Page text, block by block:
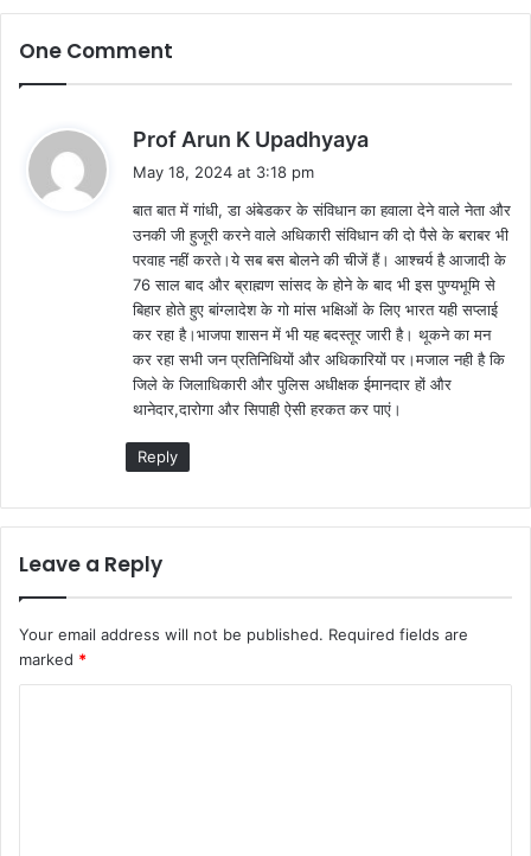
One Comment
Prof Arun K Upadhyaya
s
:
May 18, 2024 at 3:18 pm
बात बात में गांधी, डा अंबेडकर के संविधान का हवाला देने वाले नेता और
उनकी जी हुजूरी करने वाले अधिकारी संविधान की दो पैसे के बराबर भी
परवाह नहीं करते।ये सब बस बोलने की चीजें हैं। आश्चर्य है आजादी के
76 साल बाद और ब्राह्मण सांसद के होने के बाद भी इस पुण्यभूमि से
बिहार होते हुए बांग्लादेश के गो मांस भक्षिओं के लिए भारत यही सप्लाई
कर रहा है।भाजपा शासन में भी यह बदस्तूर जारी है। थूकने का मन
कर रहा सभी जन प्रतिनिधियों और अधिकारियों पर।मजाल नही है कि
जिले के जिलाधिकारी और पुलिस अधीक्षक ईमानदार हों और
थानेदार,दारोगा और सिपाही ऐसी हरकत कर पाएं।
Reply
Leave a Reply
Your email address will not be published. Required fields are
marked *